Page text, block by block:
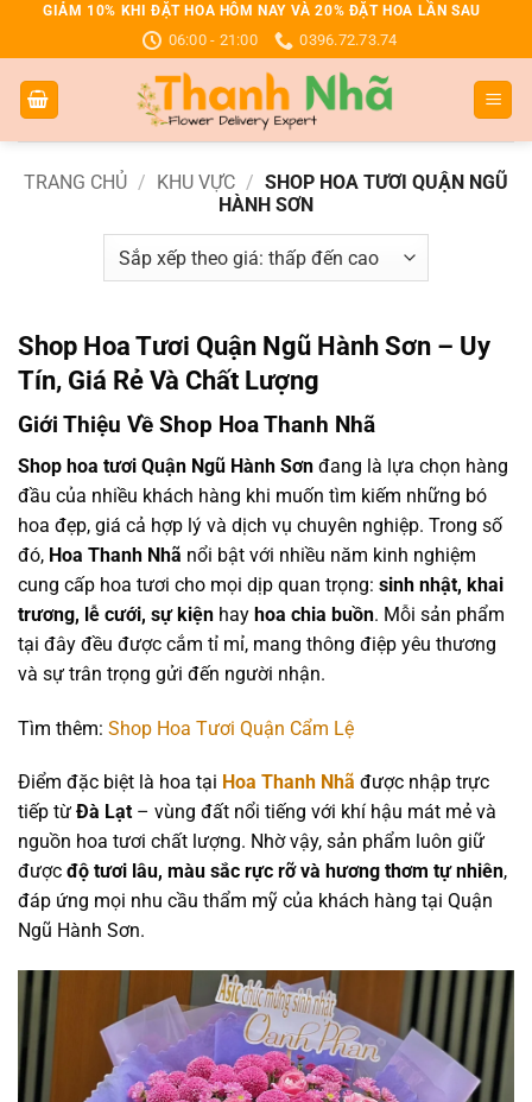
dung
GIẢM 10% KHI ĐẶT HOA HÔM NAY VÀ 20% ĐẶT HOA LẦN SAU
06:00 - 21:00 0396.72.73.74
TRANG CHỦ / KHU VỰC / SHOP HOA TƯƠI QUẬN NGŨ
HÀNH SƠN
Shop Hoa Tươi Quận Ngũ Hành Sơn – Uy
Tín, Giá Rẻ Và Chất Lượng
Giới Thiệu Về Shop Hoa Thanh Nhã
Shop hoa tươi Quận Ngũ Hành Sơn đang là lựa chọn hàng
đầu của nhiều khách hàng khi muốn tìm kiếm những bó
hoa đẹp, giá cả hợp lý và dịch vụ chuyên nghiệp. Trong số
đó, Hoa Thanh Nhã nổi bật với nhiều năm kinh nghiệm
cung cấp hoa tươi cho mọi dịp quan trọng: sinh nhật, khai
trương, lễ cưới, sự kiện hay hoa chia buồn. Mỗi sản phẩm
tại đây đều được cắm tỉ mỉ, mang thông điệp yêu thương
và sự trân trọng gửi đến người nhận.
Tìm thêm: Shop Hoa Tươi Quận Cẩm Lệ
Điểm đặc biệt là hoa tại Hoa Thanh Nhã được nhập trực
tiếp từ Đà Lạt – vùng đất nổi tiếng với khí hậu mát mẻ và
nguồn hoa tươi chất lượng. Nhờ vậy, sản phẩm luôn giữ
được độ tươi lâu, màu sắc rực rỡ và hương thơm tự nhiên,
đáp ứng mọi nhu cầu thẩm mỹ của khách hàng tại Quận
Ngũ Hành Sơn.